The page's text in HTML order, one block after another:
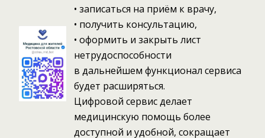
• записаться на приём к врачу,
• получить консультацию,
• оформить и закрыть лист
нетрудоспособности
в дальнейшем функционал сервиса
будет расширяться.
Цифровой сервис делает
медицинскую помощь более
доступной и удобной, сокращает